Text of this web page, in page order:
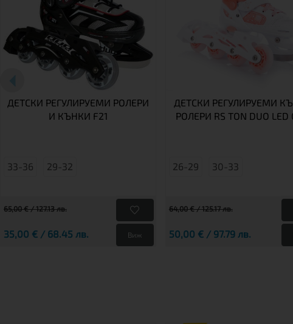
ДЕТСКИ РЕГУЛИРУЕМИ РОЛЕРИ
И КЪНКИ F21
33-36 29-32
65,00 € / 127.13 лв.
35,00 € / 68.45 лв. Виж
ДЕТСКИ РЕГУЛИРУЕМИ
РОЛЕРИ RS TON DUO LED
26-29 30-33
64,00 € / 125.17 лв.
50,00 € / 97.79 лв.